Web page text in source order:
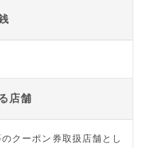
店舗
クーポン券取扱店舗とし